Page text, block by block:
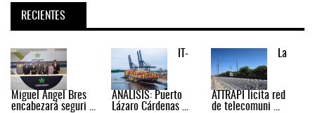
RECIENTES
Miguel Ángel Bres
encabezará seguri ...
IT-
ANÁLISIS: Puerto
Lázaro Cárdenas ...
La
ATTRAPI licita red
de telecomuni ...